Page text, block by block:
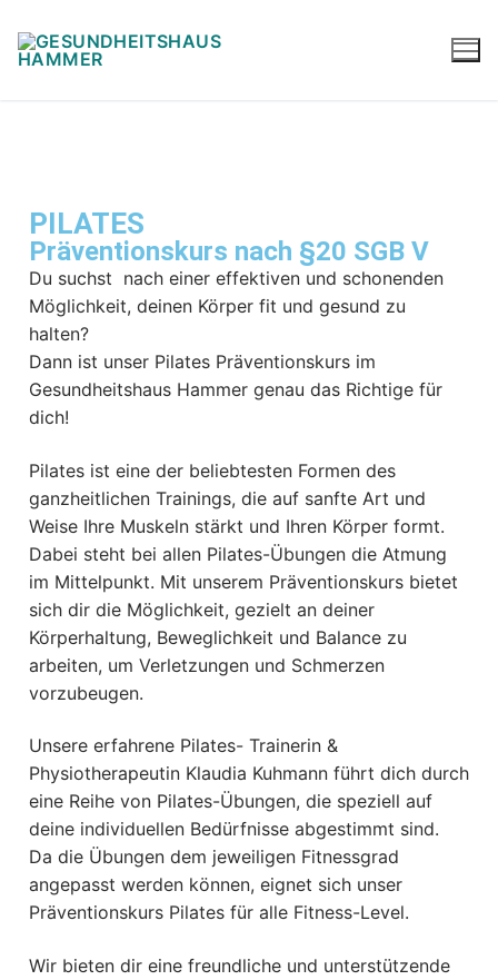
PILATES
Präventionskurs nach §20 SGB V
Du suchst nach einer effektiven und schonenden
Möglichkeit, deinen Körper fit und gesund zu
halten?
Dann ist unser Pilates Präventionskurs im
Gesundheitshaus Hammer genau das Richtige für
dich!
Pilates ist eine der beliebtesten Formen des
ganzheitlichen Trainings, die auf sanfte Art und
Weise Ihre Muskeln stärkt und Ihren Körper formt.
Dabei steht bei allen Pilates-Übungen die Atmung
im Mittelpunkt. Mit unserem Präventionskurs bietet
sich dir die Möglichkeit, gezielt an deiner
Körperhaltung, Beweglichkeit und Balance zu
arbeiten, um Verletzungen und Schmerzen
vorzubeugen.
Unsere erfahrene Pilates- Trainerin &
Physiotherapeutin Klaudia Kuhmann führt dich durch
eine Reihe von Pilates-Übungen, die speziell auf
deine individuellen Bedürfnisse abgestimmt sind.
Da die Übungen dem jeweiligen Fitnessgrad
angepasst werden können, eignet sich unser
Präventionskurs Pilates für alle Fitness-Level.
Wir bieten dir eine freundliche und unterstützende